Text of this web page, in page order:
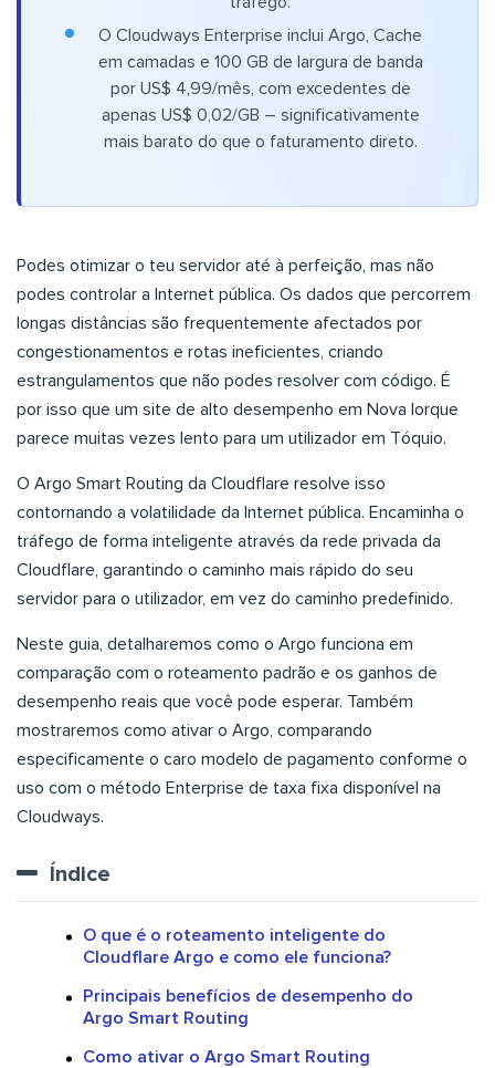
O Cloudways Enterprise inclui Argo, Cache
em camadas e 100 GB de largura de banda
por US$ 4,99/mês, com excedentes de
apenas US$ 0,02/GB – significativamente
mais barato do que o faturamento direto.
Podes otimizar o teu servidor até à perfeição, mas não
podes controlar a Internet pública. Os dados que percorrem
longas distâncias são frequentemente afectados por
congestionamentos e rotas ineficientes, criando
estrangulamentos que não podes resolver com código. É
por isso que um site de alto desempenho em Nova Iorque
parece muitas vezes lento para um utilizador em Tóquio.
O Argo Smart Routing da Cloudflare resolve isso
contornando a volatilidade da Internet pública. Encaminha o
tráfego de forma inteligente através da rede privada da
Cloudflare, garantindo o caminho mais rápido do seu
servidor para o utilizador, em vez do caminho predefinido.
Neste guia, detalharemos como o Argo funciona em
comparação com o roteamento padrão e os ganhos de
desempenho reais que você pode esperar. Também
mostraremos como ativar o Argo, comparando
especificamente o caro modelo de pagamento conforme o
uso com o método Enterprise de taxa fixa disponível na
Cloudways.
Índice
O que é o roteamento inteligente do
Cloudflare Argo e como ele funciona?
Principais benefícios de desempenho do
Argo Smart Routing
Como ativar o Argo Smart Routing